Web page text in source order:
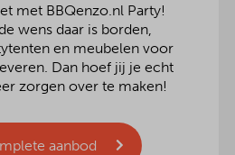
met BBQenzo.nl Party!
wens daar is borden,
en meubelen voor
Dan hoef jij je echt
zorgen over te maken!
aanbod